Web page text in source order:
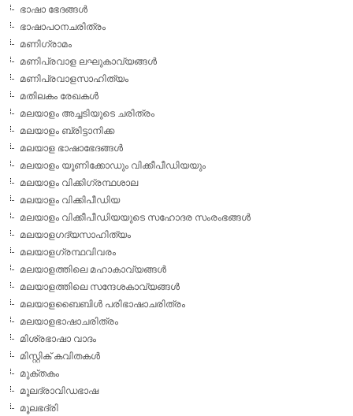
ഭാഷാ ഭേദങ്ങള്‍
ഭാഷാപഠനചരിത്രം
മണിഗ്രാമം
മണിപ്രവാള ലഘുകാവ്യങ്ങള്‍
മണിപ്രവാളസാഹിത്യം
മതിലകം രേഖകള്‍
മലയാളം അച്ചടിയുടെ ചരിത്രം
മലയാളം ബ്രിട്ടാനിക്ക
മലയാള ഭാഷാഭേദങ്ങള്‍
മലയാളം യൂണിക്കോഡും വിക്കീപീഡിയയും
മലയാളം വിക്കിഗ്രന്ഥശാല
മലയാളം വിക്കിപീഡിയ
മലയാളം വിക്കീപീഡിയയുടെ സഹോദര സംരംഭങ്ങള്‍
മലയാളഗദ്യസാഹിത്യം
മലയാളഗ്രന്ഥവിവരം
മലയാളത്തിലെ മഹാകാവ്യങ്ങള്‍
മലയാളത്തിലെ സന്ദേശകാവ്യങ്ങള്‍
മലയാളബൈബിള്‍ പരിഭാഷാചരിത്രം
മലയാളഭാഷാചരിത്രം
മിശ്രഭാഷാ വാദം
മിസ്റ്റിക് കവിതകള്‍
മുക്തകം
മൂലദ്രാവിഡഭാഷ
മൂലഭദ്രി